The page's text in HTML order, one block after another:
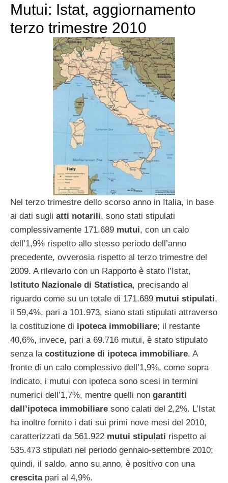
Mutui: Istat, aggiornamento
terzo trimestre 2010
Nel terzo trimestre dello scorso anno in Italia, in base
ai dati sugli atti notarili, sono stati stipulati
complessivamente 171.689 mutui, con un calo
dell’1,9% rispetto allo stesso periodo dell’anno
precedente, ovverosia rispetto al terzo trimestre del
2009. A rilevarlo con un Rapporto è stato l’Istat,
Istituto Nazionale di Statistica, precisando al
riguardo come su un totale di 171.689 mutui stipulati,
il 59,4%, pari a 101.973, siano stati stipulati attraverso
la costituzione di ipoteca immobiliare; il restante
40,6%, invece, pari a 69.716 mutui, è stato stipulato
senza la costituzione di ipoteca immobiliare. A
fronte di un calo complessivo dell’1,9%, come sopra
indicato, i mutui con ipoteca sono scesi in termini
numerici dell’1,7%, mentre quelli non garantiti
dall’ipoteca immobiliare sono calati del 2,2%. L’Istat
ha inoltre fornito i dati sui primi nove mesi del 2010,
caratterizzati da 561.922 mutui stipulati rispetto ai
535.473 stipulati nel periodo gennaio-settembre 2010;
quindi, il saldo, anno su anno, è positivo con una
crescitapari al 4,9%.